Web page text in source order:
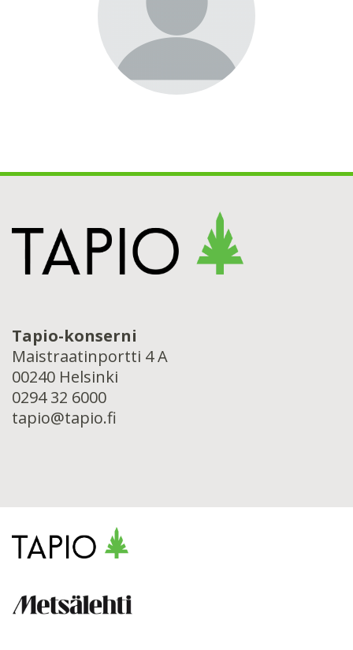
Tapio-konserni
Maistraatinportti 4 A
00240 Helsinki
0294 32 6000
tapio@tapio.fi